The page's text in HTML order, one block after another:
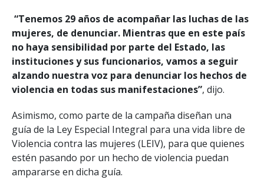
“Tenemos 29 años de acompañar las luchas de las
mujeres, de denunciar. Mientras que en este país
no haya sensibilidad por parte del Estado, las
instituciones y sus funcionarios, vamos a seguir
alzando nuestra voz para denunciar los hechos de
violencia en todas sus manifestaciones”, dijo.
Asimismo, como parte de la campaña diseñan una
guía de la Ley Especial Integral para una vida libre de
Violencia contra las mujeres (LEIV), para que quienes
estén pasando por un hecho de violencia puedan
ampararse en dicha guía.